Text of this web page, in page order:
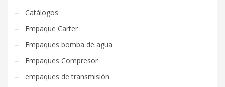
Catálogos
Empaque Carter
Empaques bomba de agua
Empaques Compresor
empaques de transmisión